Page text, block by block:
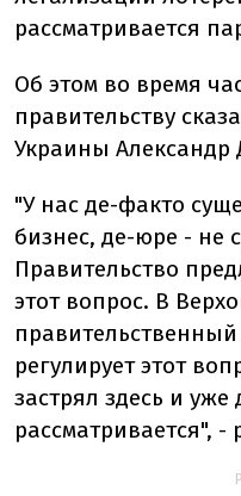
рассматривается
Об этом во время
правительству
Украины Александр
"У нас де-факто
бизнес, де-юре - не
Правительство
этот вопрос. В
регулирует этот
застрял здесь и уже
рассматривается",